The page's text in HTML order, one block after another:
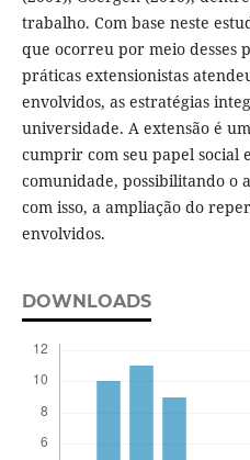
trabalho. Com base neste
que ocorreu por meio desses
práticas extensionistas
envolvidos, as estratégias
universidade. A extensão é
cumprir com seu papel social
comunidade, possibilitando o
com isso, a ampliação do
envolvidos.
DOWNLOADS